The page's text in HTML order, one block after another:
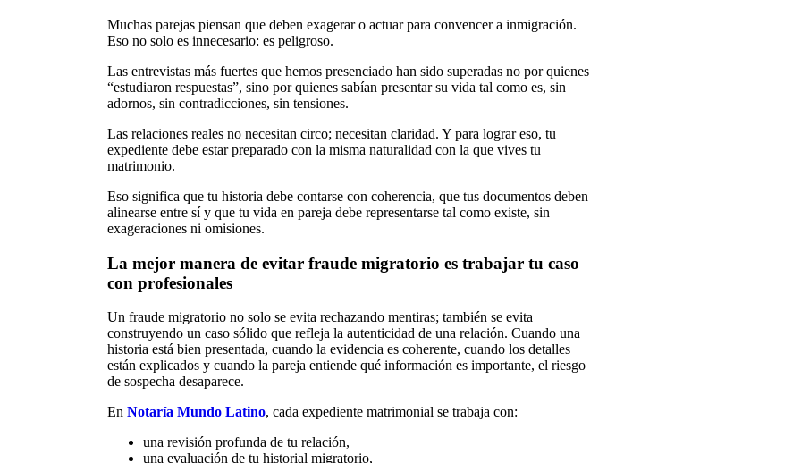
Muchas parejas piensan que deben exagerar o actuar para convencer a inmigración.
Eso no solo es innecesario: es peligroso.
Las entrevistas más fuertes que hemos presenciado han sido superadas no por quienes
“estudiaron respuestas”, sino por quienes sabían presentar su vida tal como es, sin
adornos, sin contradicciones, sin tensiones.
Las relaciones reales no necesitan circo; necesitan claridad. Y para lograr eso, tu
expediente debe estar preparado con la misma naturalidad con la que vives tu
matrimonio.
Eso significa que tu historia debe contarse con coherencia, que tus documentos deben
alinearse entre sí y que tu vida en pareja debe representarse tal como existe, sin
exageraciones ni omisiones.
La mejor manera de evitar fraude migratorio es trabajar tu caso
con profesionales
Un fraude migratorio no solo se evita rechazando mentiras; también se evita
construyendo un caso sólido que refleja la autenticidad de una relación. Cuando una
historia está bien presentada, cuando la evidencia es coherente, cuando los detalles
están explicados y cuando la pareja entiende qué información es importante, el riesgo
de sospecha desaparece.
En Notaría Mundo Latino, cada expediente matrimonial se trabaja con:
una revisión profunda de tu relación,
una evaluación de tu historial migratorio,